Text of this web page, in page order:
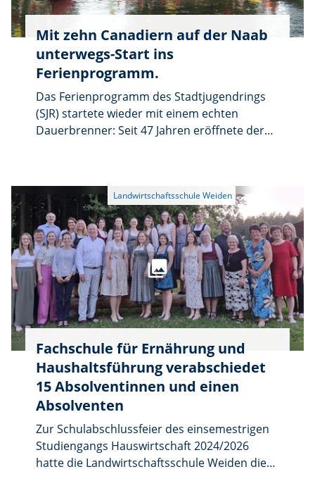
Mit zehn Canadiern auf der Naab
unterwegs-Start ins
Ferienprogramm.
Das Ferienprogramm des Stadtjugendrings
(SJR) startete wieder mit einem echten
Dauerbrenner: Seit 47 Jahren eröffnete der
wollte, musste schnell sein. Der Kanu-Tag
gehörte zu den ersten Angeboten im
Ferienprogramm und war prompt
ausgebucht. „Der Kanu-Tag ist jedes Jahr ein
Renner und immer als Erstes voll“, bestätigte
Kathi vom Stadtjugendring. Für die Kinder
bedeutete der Ausflug vor allem eines: raus
aus dem Alltag, hinein ins Boot und ab auf die
Naab.
Fachschule für Ernährung und
Haushaltsführung verabschiedet
15 Absolventinnen und einen
Absolventen
Zur Schulabschlussfeier des einsemestrigen
Studiengangs Hauswirtschaft 2024/2026
hatte die Landwirtschaftsschule Weiden die